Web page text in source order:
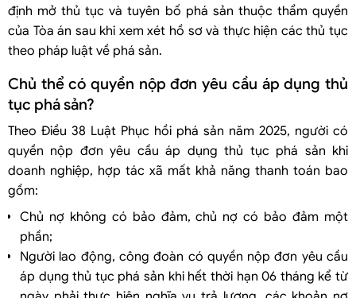
định mở thủ tục và tuyên bố phá sản thuộc thẩm quyền
của Tòa án sau khi xem xét hồ sơ và thực hiện các thủ tục
theo pháp luật về phá sản.
Chủ thể có quyền nộp đơn yêu cầu áp dụng thủ
tục phá sản?
Theo Điều 38 Luật Phục hồi phá sản năm 2025, người có
quyền nộp đơn yêu cầu áp dụng thủ tục phá sản khi
doanh nghiệp, hợp tác xã mất khả năng thanh toán bao
gồm:
Chủ nợ không có bảo đảm, chủ nợ có bảo đảm một
phần;
Người lao động, công đoàn có quyền nộp đơn yêu cầu
áp dụng thủ tục phá sản khi hết thời hạn 06 tháng kể từ